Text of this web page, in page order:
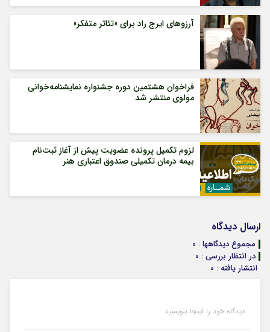
آرزوهای ایرج راد برای «تئاتر متفکر»
فراخوان هشتمین دوره جشنواره نمایشنامه‌خوانی
مولوی منتشر شد
لزوم تکمیل پرونده عضویت پیش از آغاز ثبت‌نام
بیمه درمان تکمیلی صندوق اعتباری هنر
ارسال دیدگاه
مجموع دیدگاهها : 0
در انتظار بررسی : 0
انتشار یافته : 0
دیدگاه خود را اینجا بنویسید